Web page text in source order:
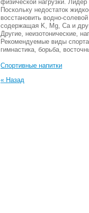
физической нагрузки.
Поскольку недостаток
восстановить водно-
содержащая K, Mg, Ca и
Другие, неизотонические,
Рекомендуемые виды
гимнастика, борьба,
Спортивные напитки
« Назад